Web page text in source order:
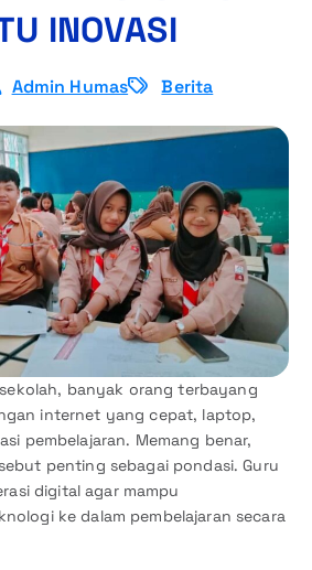
INOVASI
Admin Humas Berita
banyak orang terbayang
internet yang cepat, laptop,
pembelajaran. Memang benar,
penting sebagai pondasi. Guru
digital agar mampu
ke dalam pembelajaran secara